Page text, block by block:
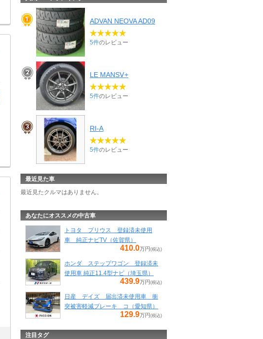
ADVAN NEOVA AD09
5件のレビュー
LE MANSⅤ+
5件のレビュー
RI-A
5件のレビュー
最近見た車
最近見たクルマはありません。
あなたにオススメの中古車
トヨタ プリウス 登録済未使用
車 純正ナビTV（佐賀県）
410.0万円(税込)
ホンダ ステップワゴン 登録済未
使用車 純正11.4型ナビ（埼玉県）
439.9万円(税込)
日産 デイズ 届出済未使用車 衝
突被害軽減ブレーキ コ（愛知県）
129.9万円(税込)
注目タグ